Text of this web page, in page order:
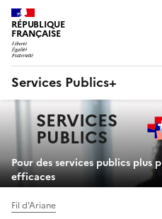
RÉPUBLIQUE
FRANÇAISE
Services Publics+
principaleSERVICES
PUBLICS+
Pour des services publics plus
efficaces
Fil d'Ariane